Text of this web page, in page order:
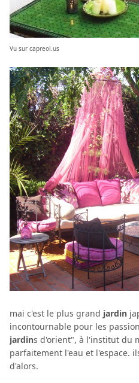
Vu sur capreol.us
mai c'est le plus grand jardin
incontournable pour les
jardins d'orient", à l'institut du
parfaitement l'eau et l'espace.
d'alors.